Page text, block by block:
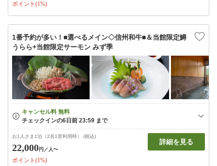
ポイント(1%)
1番予約が多い！■選べるメイン◇信州和牛■＆当館限定鱒
うらら+当館限定サーモン みず季
お1人さま1泊（2名1室利用時） (税込)
22,000円 ／人〜
ポイント(1%)
詳細を見る